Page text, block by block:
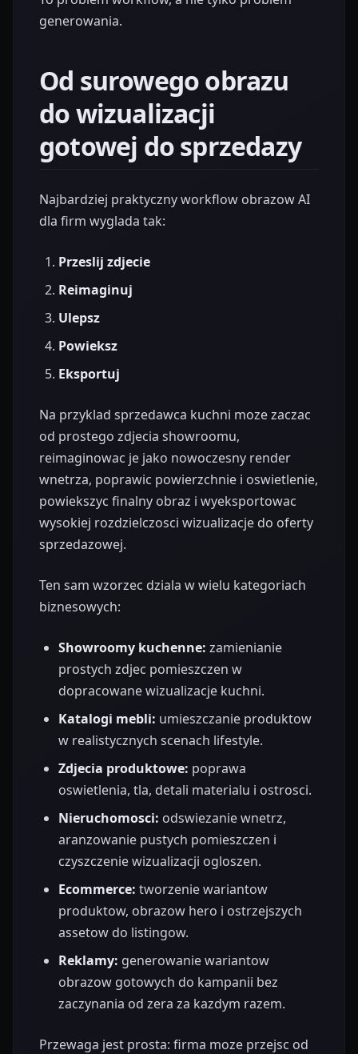
generowania.
Od surowego obrazu
do wizualizacji
gotowej do sprzedazy
Najbardziej praktyczny workflow obrazow AI
dla firm wyglada tak:
Przeslij zdjecie
Reimaginuj
Ulepsz
Powieksz
Eksportuj
Na przyklad sprzedawca kuchni moze zaczac
od prostego zdjecia showroomu,
reimaginowac je jako nowoczesny render
wnetrza, poprawic powierzchnie i oswietlenie,
powiekszyc finalny obraz i wyeksportowac
wysokiej rozdzielczosci wizualizacje do oferty
sprzedazowej.
Ten sam wzorzec dziala w wielu kategoriach
biznesowych:
Showroomy kuchenne: zamienianie
prostych zdjec pomieszczen w
dopracowane wizualizacje kuchni.
Katalogi mebli: umieszczanie produktow
w realistycznych scenach lifestyle.
Zdjecia produktowe: poprawa
oswietlenia, tla, detali materialu i ostrosci.
Nieruchomosci: odswiezanie wnetrz,
aranzowanie pustych pomieszczen i
czyszczenie wizualizacji ogloszen.
Ecommerce: tworzenie wariantow
produktow, obrazow hero i ostrzejszych
assetow do listingow.
Reklamy: generowanie wariantow
obrazow gotowych do kampanii bez
zaczynania od zera za kazdym razem.
Przewaga jest prosta: firma moze przejsc od